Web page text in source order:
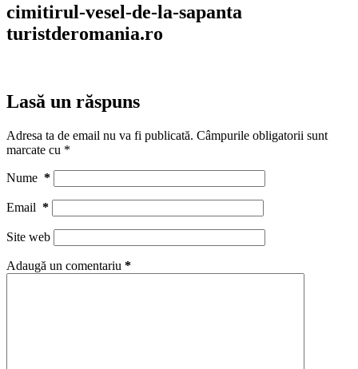
cimitirul-vesel-de-la-sapanta
turistderomania.ro
Lasă un răspuns
Adresa ta de email nu va fi publicată. Câmpurile obligatorii sunt
marcate cu *
Nume *
Email *
Site web
Adaugă un comentariu *